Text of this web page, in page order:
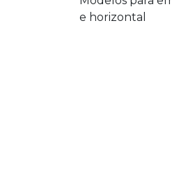
e horizontal